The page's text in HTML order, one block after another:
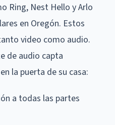
Ring, Nest Hello y Arlo
en Oregón. Estos
video como audio.
de audio capta
la puerta de su casa:
a todas las partes